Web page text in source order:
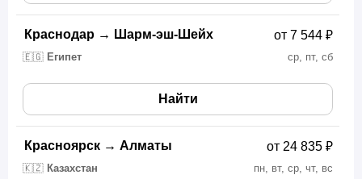
Краснодар → Шарм-эш-Шейх
🇪🇬 Египет ср, пт, сб
от 7 544 ₽
Найти
Красноярск → Алматы
🇰🇿 Казахстан пн, вт, ср, чт, вс
от 24 835 ₽